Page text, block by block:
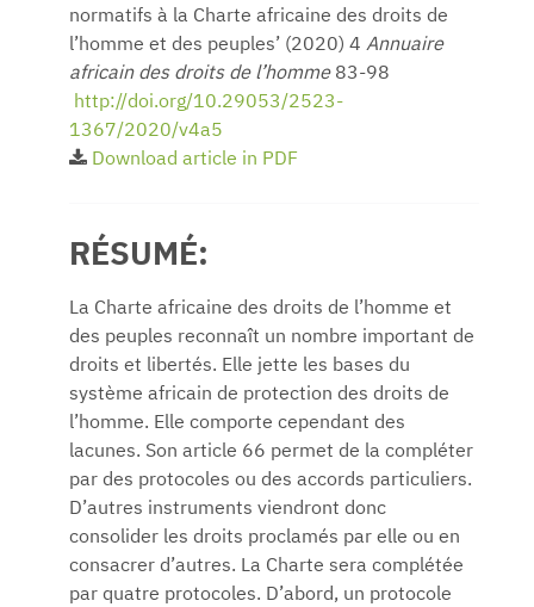
normatifs à la Charte africaine des droits de
l’homme et des peuples’ (2020) 4 Annuaire
africain des droits de l’homme83-98
http://doi.org/10.29053/2523-
1367/2020/v4a5
Download article in PDF
RÉSUMÉ:
La Charte africaine des droits de l’homme et
des peuples reconnaît un nombre important de
droits et libertés. Elle jette les bases du
système africain de protection des droits de
l’homme. Elle comporte cependant des
lacunes. Son article 66 permet de la compléter
par des protocoles ou des accords particuliers.
D’autres instruments viendront donc
consolider les droits proclamés par elle ou en
consacrer d’autres. La Charte sera complétée
par quatre protocoles. D’abord, un protocole